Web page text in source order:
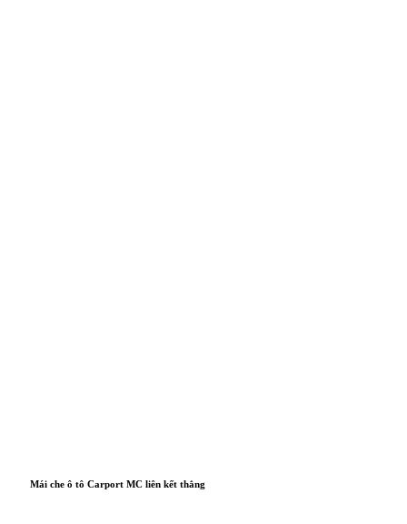
Mái che ô tô Carport MC liên kết thẳng